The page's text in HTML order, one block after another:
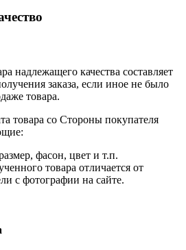
надлежащего качества составляет
заказа, если иное не было
товара.
товара со Стороны покупателя
фасон, цвет и т.п.
товара отличается от
с фотографии на сайте.